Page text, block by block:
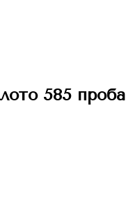
585 проба